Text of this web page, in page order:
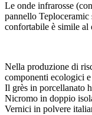
Le onde infrarosse
pannello Teploceramic
confortabile è simile al
Nella produzione di
componenti ecologici
Il grès in porcellanato
Nicromo in doppio
Vernici in polvere